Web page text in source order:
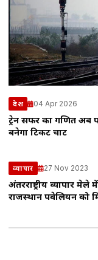
देश 04 Apr 2026
ट्रेन सफर का गणित अब
बनेगा टिकट चार्ट
व्यापार 27 Nov 2023
अंतरराष्ट्रीय व्यापार
राजस्थान पवेलियन को